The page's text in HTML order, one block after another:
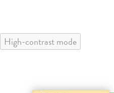
High-contrast mode